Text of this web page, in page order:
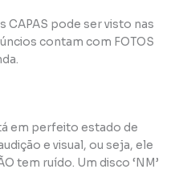
CAPAS pode ser visto nas
contam com FOTOS
em perfeito estado de
e visual, ou seja, ele
tem ruído. Um disco ‘NM’